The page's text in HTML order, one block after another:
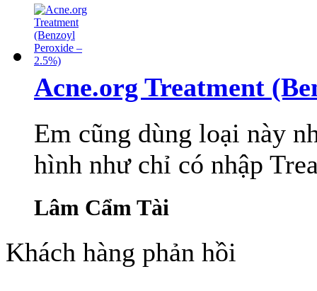
Acne.org Treatment
Em cũng dùng loại này
hình như chỉ có nhập
Lâm Cẩm Tài
Khách hàng phản hồi